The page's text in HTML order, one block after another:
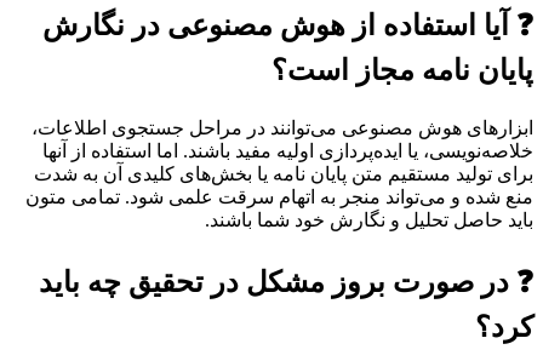
❓ آیا استفاده از هوش مصنوعی در نگارش
پایان نامه مجاز است؟
ابزارهای هوش مصنوعی می‌توانند در مراحل جستجوی اطلاعات،
خلاصه‌نویسی، یا ایده‌پردازی اولیه مفید باشند. اما استفاده از آنها
برای تولید مستقیم متن پایان نامه یا بخش‌های کلیدی آن به شدت
منع شده و می‌تواند منجر به اتهام سرقت علمی شود. تمامی متون
باید حاصل تحلیل و نگارش خود شما باشند.
❓ در صورت بروز مشکل در تحقیق چه باید
کرد؟